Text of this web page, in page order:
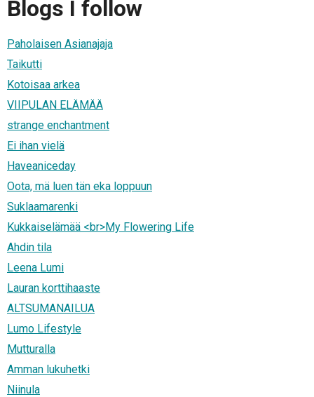
Blogs I follow
Paholaisen Asianajaja
Taikutti
Kotoisaa arkea
VIIPULAN ELÄMÄÄ
strange enchantment
Ei ihan vielä
Haveaniceday
Oota, mä luen tän eka loppuun
Suklaamarenki
Kukkaiselämää <br>My Flowering Life
Ahdin tila
Leena Lumi
Lauran korttihaaste
ALTSUMANAILUA
Lumo Lifestyle
Mutturalla
Amman lukuhetki
Niinula